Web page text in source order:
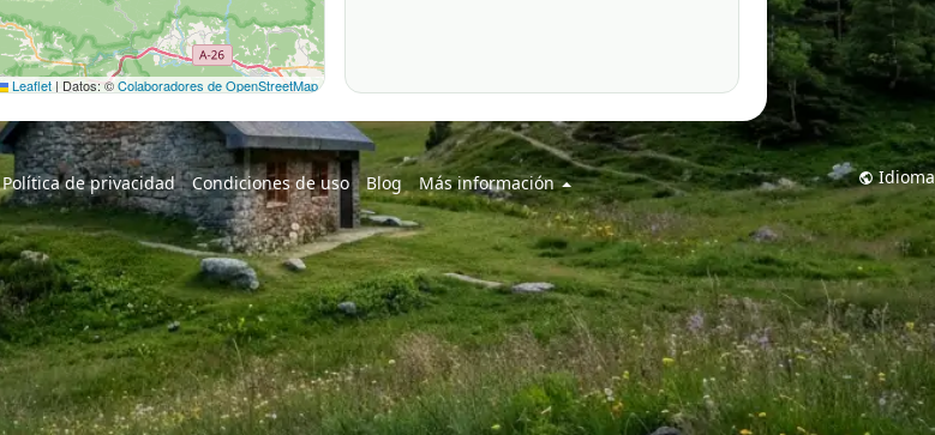
Leaflet | Datos: ©Colaboradores de OpenStreetMap
Política de privacidad Condiciones de uso Blog Más información Idioma